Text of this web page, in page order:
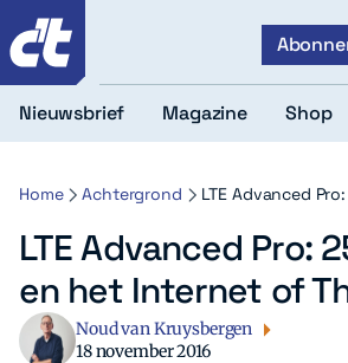
Nieuwsbrief Magazine Shop
Home Achtergrond LTE Advanced
LTE Advanced Pro:
en het Internet of
Noud van Kruysbergen
18 november 2016